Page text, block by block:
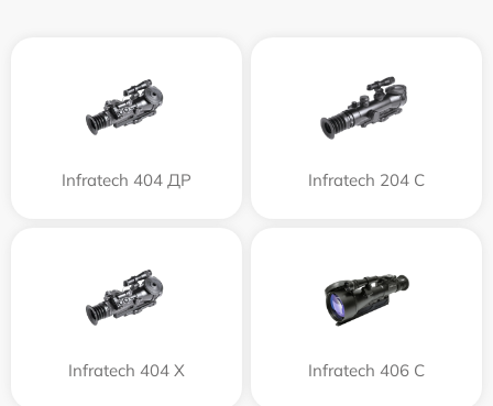
Infratech 404 ДР Infratech 204 С
Infratech 404 Х Infratech 406 С